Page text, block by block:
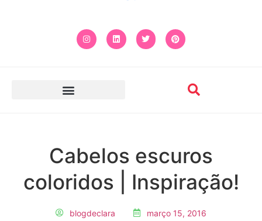
Cabelos escuros
coloridos | Inspiração!
blogdeclara março 15, 2016